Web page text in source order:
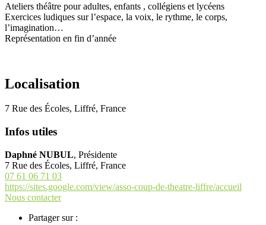
Ateliers théâtre pour adultes, enfants , collégiens et lycéens
Exercices ludiques sur l’espace, la voix, le rythme, le corps,
l’imagination…
Représentation en fin d’année
Localisation
7 Rue des Écoles, Liffré, France
Infos utiles
Daphné NUBUL, Présidente
7 Rue des Écoles, Liffré, France
07 61 06 71 03
https://sites.google.com/view/asso-coup-de-theatre-liffre/accueil
Nous contacter
Partager sur :